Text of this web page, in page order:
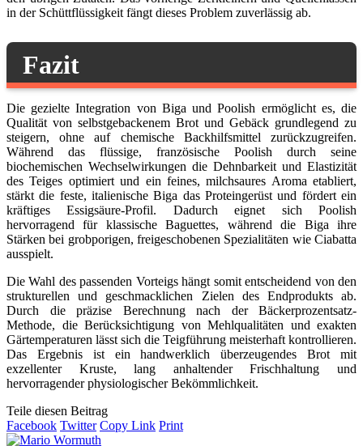
in der Schüttflüssigkeit fängt dieses Problem zuverlässig ab.
Fazit
Die gezielte Integration von Biga und Poolish ermöglicht es, die
Qualität von selbstgebackenem Brot und Gebäck grundlegend zu
steigern, ohne auf chemische Backhilfsmittel zurückzugreifen.
Während das flüssige, französische Poolish durch seine
biochemischen Wechselwirkungen die Dehnbarkeit und Elastizität
des Teiges optimiert und ein feines, milchsaures Aroma etabliert,
stärkt die feste, italienische Biga das Proteingerüst und fördert ein
kräftiges Essigsäure-Profil. Dadurch eignet sich Poolish
hervorragend für klassische Baguettes, während die Biga ihre
Stärken bei grobporigen, freigeschobenen Spezialitäten wie Ciabatta
ausspielt.
Die Wahl des passenden Vorteigs hängt somit entscheidend von den
strukturellen und geschmacklichen Zielen des Endprodukts ab.
Durch die präzise Berechnung nach der Bäckerprozentsatz-
Methode, die Berücksichtigung von Mehlqualitäten und exakten
Gärtemperaturen lässt sich die Teigführung meisterhaft kontrollieren.
Das Ergebnis ist ein handwerklich überzeugendes Brot mit
exzellenter Kruste, lang anhaltender Frischhaltung und
hervorragender physiologischer Bekömmlichkeit.
Teile diesen Beitrag
Facebook Twitter Copy Link Print